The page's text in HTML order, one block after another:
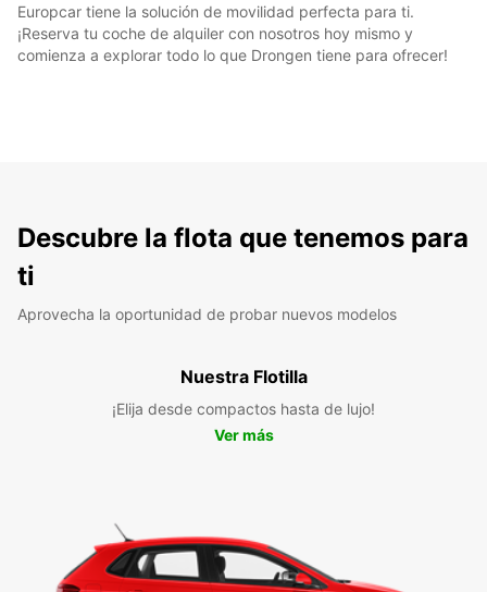
Europcar tiene la solución de movilidad perfecta para ti.
¡Reserva tu coche de alquiler con nosotros hoy mismo y
comienza a explorar todo lo que Drongen tiene para ofrecer!
Descubre la flota que tenemos para
ti
Aprovecha la oportunidad de probar nuevos modelos
Nuestra Flotilla
¡Elija desde compactos hasta de lujo!
Ver más